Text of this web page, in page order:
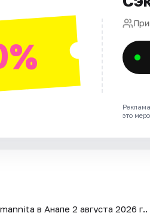
это
в Анапе 2 августа 2026 г..